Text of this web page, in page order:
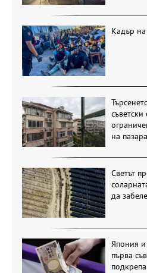
Кадър на
съветски
на пазара
Светът
да
Япония
първа